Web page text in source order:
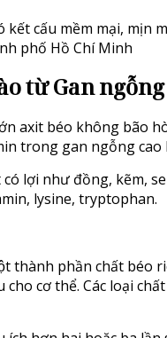
kết cấu mềm mại,
phố Hồ Chí Minh
từ Gan
axit béo không bão
trong gan ngỗng
lợi như đồng, kẽm,
lysine, tryptophan.
thành phần chất béo
cho cơ thể. Các loại